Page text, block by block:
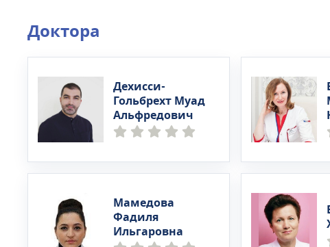
Доктора
Дехисси-
Гольбрехт Муад
Альфредович
Мамедова
Фадиля
Ильгаровна